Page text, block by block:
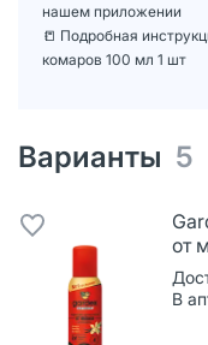
нашем приложении
📒 Подробная
комаров 100 мл 1 шт
Варианты 5
от
В